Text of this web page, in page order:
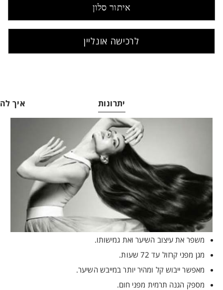
איתור סלון
לרכישה אונליין
יתרונות איך
משפר את עיצוב השיער ואת גמישותו.
מגן מפני קרזול עד 72 שעות.
מאפשר ייבוש קל ומהיר יותר במייבש השיער.
מספק הגנה תרמית מפני חום.